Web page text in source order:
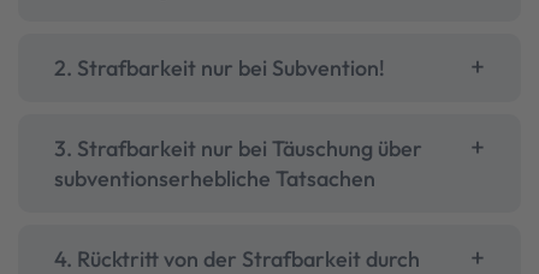
2. Strafbarkeit nur bei Subvention!
3. Strafbarkeit nur bei Täuschung über
subventionserhebliche Tatsachen
4. Rücktritt von der Strafbarkeit durch